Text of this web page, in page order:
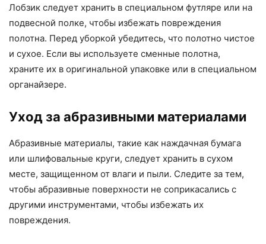
Лобзик следует хранить в специальном футляре или на
подвесной полке, чтобы избежать повреждения
полотна. Перед уборкой убедитесь, что полотно чистое
и сухое. Если вы используете сменные полотна,
храните их в оригинальной упаковке или в специальном
органайзере.
Уход за абразивными материалами
Абразивные материалы, такие как наждачная бумага
или шлифовальные круги, следует хранить в сухом
месте, защищенном от влаги и пыли. Следите за тем,
чтобы абразивные поверхности не соприкасались с
другими инструментами, чтобы избежать их
повреждения.